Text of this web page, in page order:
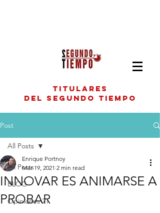
titulares
del segundo tiempo
Post
All Posts
BLOG
Opiniones 2T
All Posts
INNOVAR ES ANIMARSE A
PROBAR
Enrique Portnoy
Mar 19, 2021 2 min read